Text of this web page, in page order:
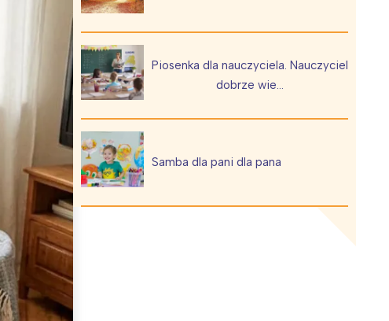
Wiewiórka na kwitnącym polu
Piosenka dla nauczyciela. Nauczyciel
dobrze wie…
Samba dla pani dla pana